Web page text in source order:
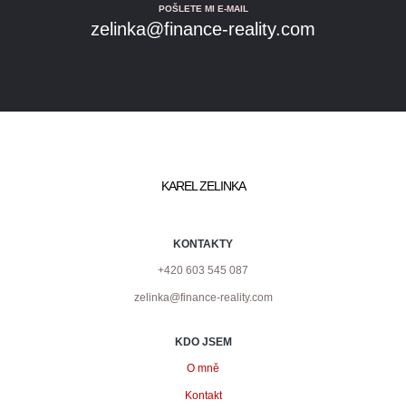
POŠLETE MI E-MAIL
zelinka@finance-reality.com
KAREL ZELINKA
KONTAKTY
+420 603 545 087
zelinka@finance-reality.com
KDO JSEM
O mně
Kontakt